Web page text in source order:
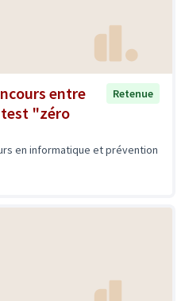
entre
"zéro
Retenue
en informatique et prévention